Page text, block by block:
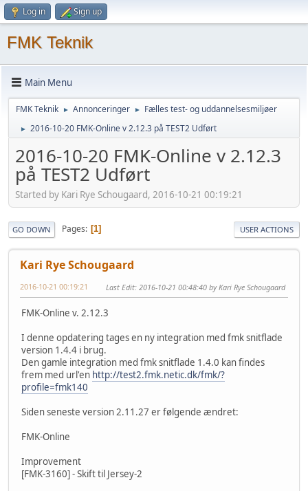
Log in Sign up
FMK Teknik
Main Menu
FMK Teknik ► Annonceringer ► Fælles test- og uddannelsesmiljøer
► 2016-10-20 FMK-Online v 2.12.3 på TEST2 Udført
2016-10-20 FMK-Online v 2.12.3
på TEST2 Udført
Started by Kari Rye Schougaard, 2016-10-21 00:19:21
GO DOWN Pages 1 USER ACTIONS
Kari Rye Schougaard
2016-10-21 00:19:21 Last Edit: 2016-10-21 00:48:40 by Kari Rye Schougaard
FMK-Online v. 2.12.3
I denne opdatering tages en ny integration med fmk snitflade
version 1.4.4 i brug.
Den gamle integration med fmk snitflade 1.4.0 kan findes
frem med url'en http://test2.fmk.netic.dk/fmk/?
profile=fmk140
Siden seneste version 2.11.27 er følgende ændret:
FMK-Online
Improvement
[FMK-3160] - Skift til Jersey-2